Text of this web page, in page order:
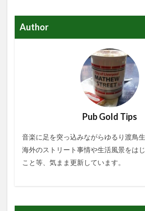
Author
Pub Gold Tips
音楽に足を突っ込みながらゆるり渡鳥生
海外のストリート事情や生活風景をは
こと等、気まま更新しています。